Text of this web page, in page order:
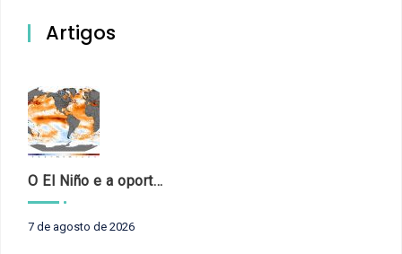
Artigos
O El Niño e a oportunidade de fortalecer o controle externo das políticas climáticas
7 de agosto de 2026